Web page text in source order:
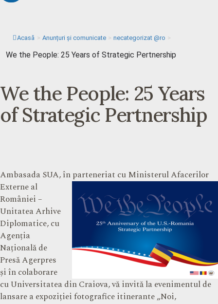
Acasă > Anunțuri și comunicate > necategorizat @ro >
We the People: 25 Years of Strategic Pertnership
We the People: 25 Years
of Strategic Pertnership
Ambasada SUA, în parteneriat cu Ministerul Afacerilor
Externe al
României –
Unitatea Arhive
Diplomatice, cu
Agenția
Națională de
Presă Agerpres
și în colaborare
cu Universitatea din Craiova, vă invită la evenimentul de
lansare a expoziției fotografice itinerante „Noi,